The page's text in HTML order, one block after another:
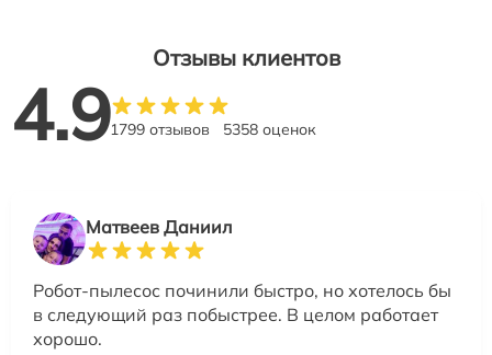
Отзывы клиентов
4.91799 отзывов 5358 оценок
Матвеев Даниил
Робот-пылесос починили быстро, но хотелось бы
в следующий раз побыстрее. В целом работает
хорошо.